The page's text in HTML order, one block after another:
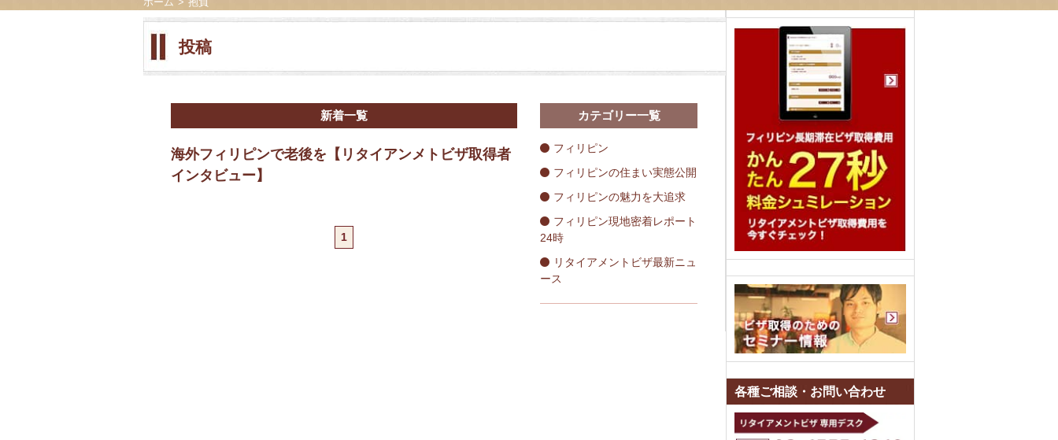
投稿
新着一覧
海外フィリピンで老後を【リタイアンメトビザ取得者
インタビュー】
1
カテゴリー一覧
フィリピン
フィリピンの住まい実態公開
フィリピンの魅力を大追求
フィリピン現地密着レポート
24時
リタイアメントビザ最新ニュ
ース
各種ご相談・お問い合わせ